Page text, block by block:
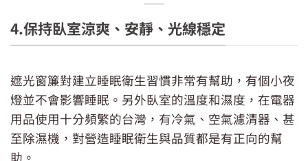
格：
NT$89。
價
格：
NT$69。
4.保持臥室涼爽、安靜、光線穩定
遮光窗簾對建立睡眠衛生習慣非常有幫助，有個小夜
燈並不會影響睡眠。另外臥室的溫度和濕度，在電器
用品使用十分頻繁的台灣，有冷氣、空氣濾清器、甚
至除濕機，對營造睡眠衛生與品質都是有正向的幫
助。